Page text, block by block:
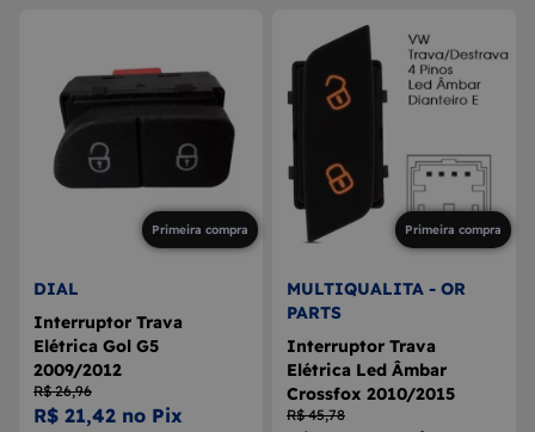
Primeira compra
DIAL
Interruptor Trava
Elétrica Gol G5
2009/2012
R$ 26,96
R$ 21,42 no Pix
Primeira compra
MULTIQUALITA - OR
PARTS
Interruptor Trava
Elétrica Led Âmbar
Crossfox 2010/2015
R$ 45,78